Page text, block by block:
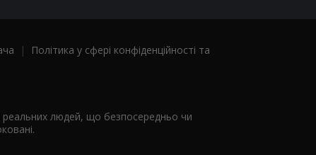
|
Політика у сфері конфіденційності та
людей, що безпосередньо чи